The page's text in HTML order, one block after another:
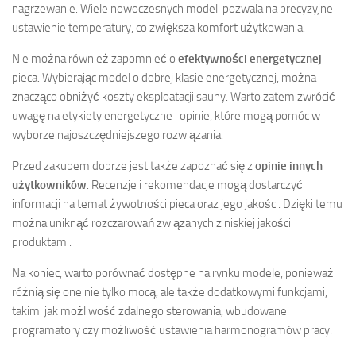
nagrzewanie. Wiele nowoczesnych modeli pozwala na precyzyjne
ustawienie temperatury, co zwiększa komfort użytkowania.
Nie można również zapomnieć o efektywności energetycznej
pieca. Wybierając model o dobrej klasie energetycznej, można
znacząco obniżyć koszty eksploatacji sauny. Warto zatem zwrócić
uwagę na etykiety energetyczne i opinie, które mogą pomóc w
wyborze najoszczędniejszego rozwiązania.
Przed zakupem dobrze jest także zapoznać się zopinie innych
użytkowników. Recenzje i rekomendacje mogą dostarczyć
informacji na temat żywotności pieca oraz jego jakości. Dzięki temu
można uniknąć rozczarowań związanych z niskiej jakości
produktami.
Na koniec, warto porównać dostępne na rynku modele, ponieważ
różnią się one nie tylko mocą, ale także dodatkowymi funkcjami,
takimi jak możliwość zdalnego sterowania, wbudowane
programatory czy możliwość ustawienia harmonogramów pracy.